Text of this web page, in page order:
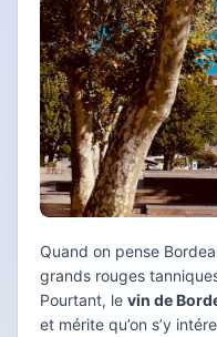
Quand on pense
grands rouges
Pourtant, le vin de
et mérite qu’on s’y